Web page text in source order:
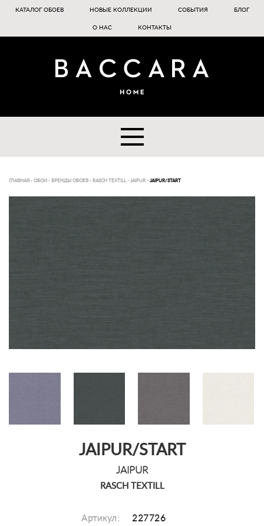
КАТАЛОГ ОБОЕВ НОВЫЕ КОЛЛЕКЦИИ СОБЫТИЯ БЛОГ
О НАС КОНТАКТЫ
ГЛАВНАЯ - ОБОИ - БРЕНДЫ ОБОЕВ - RASCH TEXTILL- JAIPUR - JAIPUR/START
JAIPUR/START
JAIPUR
RASCH TEXTILL
Артикул: 227726